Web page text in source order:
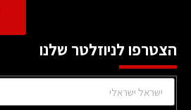
הצטרפו לניוזלטר שלנו